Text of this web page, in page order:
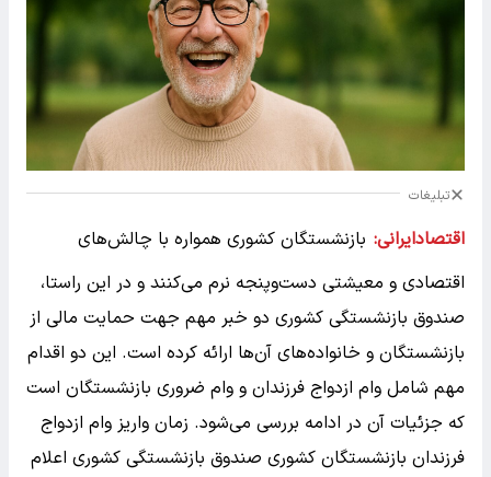
تبلیغات
اقتصادایرانی: بازنشستگان کشوری همواره با چالش‌های
اقتصادی و معیشتی دست‌وپنجه نرم می‌کنند و در این راستا،
صندوق بازنشستگی کشوری دو خبر مهم جهت حمایت مالی از
بازنشستگان و خانواده‌های آن‌ها ارائه کرده است. این دو اقدام
مهم شامل وام ازدواج فرزندان و وام ضروری بازنشستگان است
که جزئیات آن در ادامه بررسی می‌شود. زمان واریز وام ازدواج
فرزندان بازنشستگان کشوری صندوق بازنشستگی کشوری اعلام